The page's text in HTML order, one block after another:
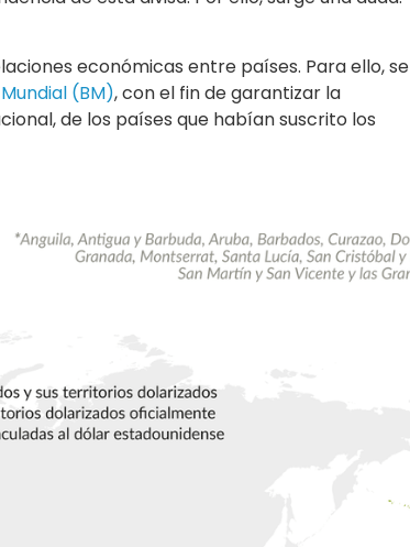
económicas entre países. Para ello, se
(BM), con el fin de garantizar la
de los países que habían suscrito los